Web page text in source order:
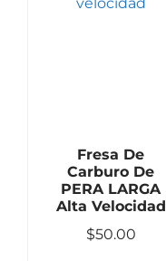
Fresa De
Carburo De
PERA LARGA
Alta Velocidad
$50.00